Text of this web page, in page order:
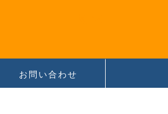
お問い合わせ